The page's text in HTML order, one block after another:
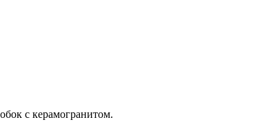
с керамогранитом.